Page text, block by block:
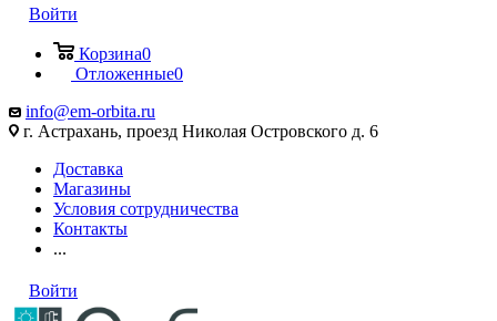
Войти
Корзина0
Отложенные0
info@em-orbita.ru
г. Астрахань, проезд Николая Островского д. 6
Доставка
Магазины
Условия сотрудничества
Контакты
...
Войти